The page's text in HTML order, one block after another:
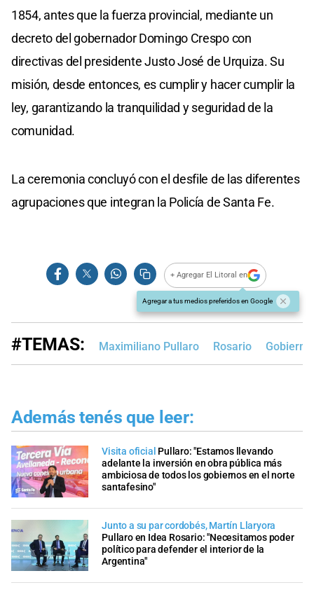
1854, antes que la fuerza provincial, mediante un
decreto del gobernador Domingo Crespo con
directivas del presidente Justo José de Urquiza. Su
misión, desde entonces, es cumplir y hacer cumplir la
ley, garantizando la tranquilidad y seguridad de la
comunidad.
La ceremonia concluyó con el desfile de las diferentes
agrupaciones que integran la Policía de Santa Fe.
+ Agregar El Litoral en
Agregar a tus medios preferidos en Google
#TEMAS: Maximiliano Pullaro Rosario
Además tenés que leer:
Visita oficial Pullaro: "Estamos llevando
adelante la inversión en obra pública más
ambiciosa de todos los gobiernos en el norte
santafesino"
Junto a su par cordobés, Martín Llaryora
Pullaro en Idea Rosario: "Necesitamos poder
político para defender el interior de la
Argentina"